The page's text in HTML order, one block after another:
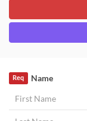
Name
Req